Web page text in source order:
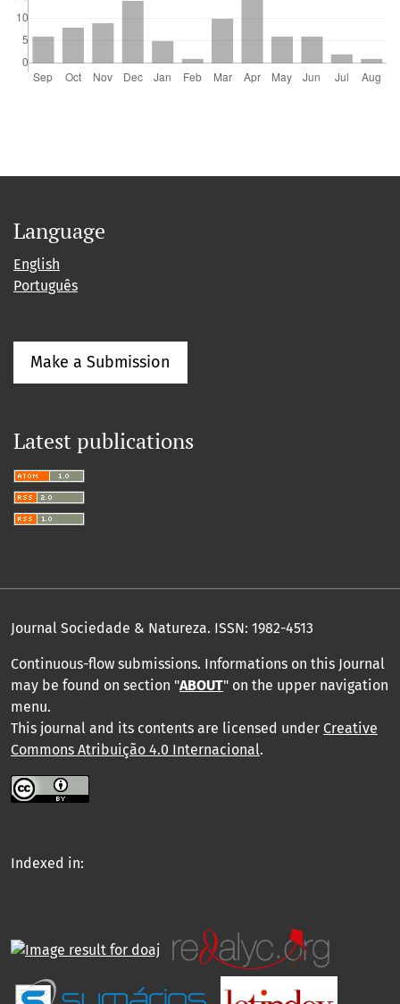
Language
English
Português
Make a Submission
Latest publications
Journal Sociedade & Natureza. ISSN: 1982-4513
Continuous-flow submissions. Informations on this Journal
may be found on section "ABOUT" on the upper navigation
menu.
This journal and its contents are licensed under Creative
Commons Atribuição 4.0 Internacional.
Indexed in: